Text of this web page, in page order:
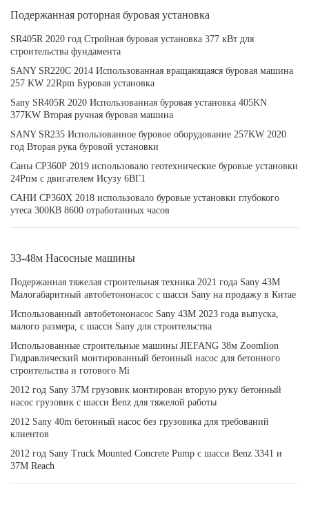
Подержанная роторная буровая установка
SR405R 2020 год Стройная буровая установка 377 кВт для
строительства фундамента
SANY SR220C 2014 Использованная вращающаяся буровая машина
257 KW 22Rpm Буровая установка
Sany SR405R 2020 Использованная буровая установка 405KN
377KW Вторая ручная буровая машина
SANY SR235 Использованное буровое оборудование 257KW 2020
год Вторая рука буровой установки
Саны СР360Р 2019 использовало геотехнические буровые установки
24Рпм с двигателем Исузу 6ВГ1
САНИ СР360Х 2018 использовало буровые установки глубокого
утеса 300КВ 8600 отработанных часов
33-48м Насосные машины
Подержанная тяжелая строительная техника 2021 года Sany 43M
Малогабаритный автобетононасос с шасси Sany на продажу в Китае
Использованный автобетононасос Sany 43M 2023 года выпуска,
малого размера, с шасси Sany для строительства
Использованные строительные машины JIEFANG 38м Zoomlion
Гидравлический монтированный бетонный насос для бетонного
строительства и готового Mi
2012 год Sany 37M грузовик монтирован вторую руку бетонный
насос грузовик с шасси Benz для тяжелой работы
2012 Sany 40m бетонный насос без грузовика для требований
клиентов
2012 год Sany Truck Mounted Concrete Pump с шасси Benz 3341 и
37M Reach